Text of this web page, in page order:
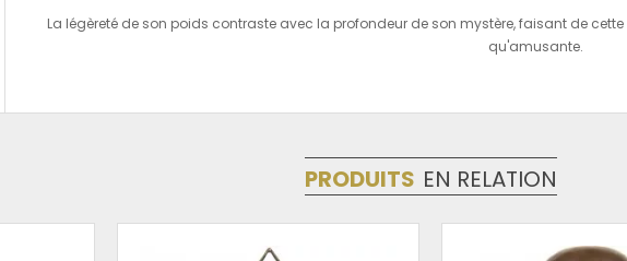
La légèreté de son poids contraste avec la profondeur de son mystère, faisant de cette
qu'amusante.
PRODUITS EN RELATION